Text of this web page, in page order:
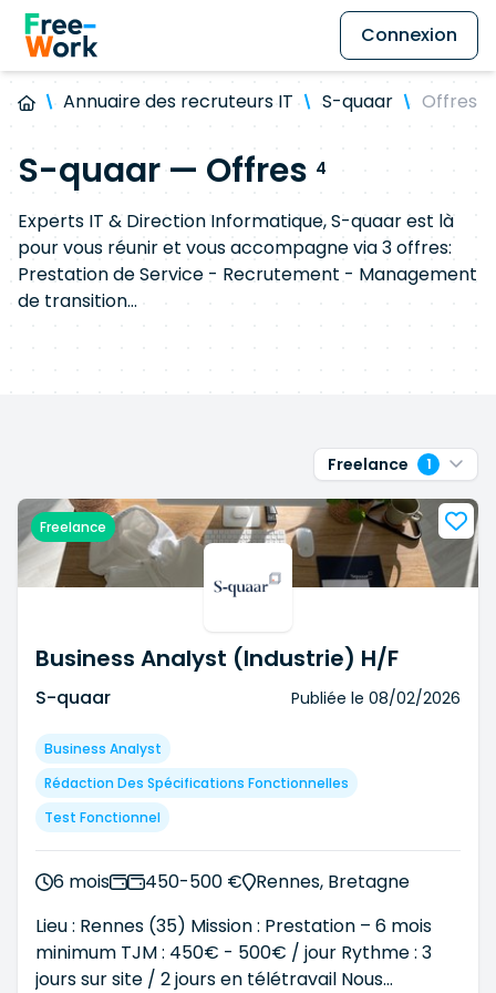
Connexion
Annuaire des recruteurs IT S-quaar Offres
S-quaar — Offres 4
Experts IT & Direction Informatique, S-quaar est là
pour vous réunir et vous accompagne via 3 offres:
Prestation de Service - Recrutement - Management
de transition
Intégration de compétences au sein de la DSI
➤ Management de transition : Mise à disposition de
Directeurs / Responsables de services informatique
(DSI, RSI, Directeur et Resp. Développement,
Infrastructure, Cybersécurité, etc... )
secteurs:
- Finance, RH & Juridique
- Industrie & Supply Chain
Freelance 1
Freelance
Business Analyst (Industrie) H/F
S-quaar Publiée le 08/02/2026
Business Analyst
Rédaction Des Spécifications Fonctionnelles
Test Fonctionnel
6 mois 450-500 €
Rennes, Bretagne
Lieu : Rennes (35) Mission : Prestation – 6 mois
minimum TJM : 450€ - 500€ / jour Rythme : 3
jours sur site / 2 jours en télétravail Nous